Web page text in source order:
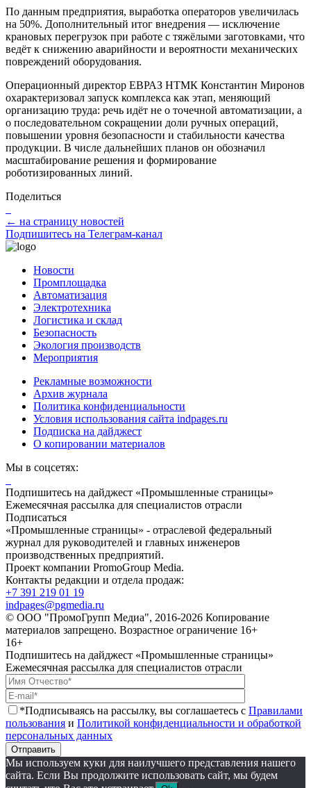
По данным предприятия, выработка операторов увеличилась
на 50%. Дополнительный итог внедрения — исключение
крановых перегрузок при работе с тяжёлыми заготовками, что
ведёт к снижению аварийности и вероятности механических
повреждений оборудования.
Операционный директор ЕВРАЗ НТМК Константин Миронов
охарактеризовал запуск комплекса как этап, меняющий
организацию труда: речь идёт не о точечной автоматизации, а
о последовательном сокращении доли ручных операций,
повышении уровня безопасности и стабильности качества
продукции. В числе дальнейших планов он обозначил
масштабирование решения и формирование
роботизированных линий.
Поделиться
← на страницу новостей
Подпишитесь на Телеграм-канал
Новости
Промплощадка
Автоматизация
Электротехника
Логистика и склад
Безопасность
Экология производств
Мероприятия
Рекламные возможности
Архив журнала
Политика конфиденциальности
Условия использования сайта indpages.ru
Подписка на дайджест
О копировании материалов
Мы в соцсетях:
Подпишитесь на дайджест «Промышленные страницы»
Ежемесячная рассылка для специалистов отрасли
Подписаться
«Промышленные страницы» - отраслевой федеральный
журнал для руководителей и главных инженеров
производственных предприятий.
Проект компании PromoGroup Media.
Контакты редакции и отдела продаж:
+7 391 219 01 19
indpages@pgmedia.ru
© ООО "ПромоГрупп Медиа", 2016-2026 Копирование
материалов запрещено. Возрастное ограничение 16+
16+
Подпишитесь на дайджест «Промышленные страницы»
Ежемесячная рассылка для специалистов отрасли
*Подписываясь на рассылку, вы соглашаетесь с Правилами
пользования и Политикой конфиденциальности и обработкой
персональных данных
Отправить
Мы используем куки для наилучшего представления нашего
сайта. Если Вы продолжите использовать сайт, мы будем